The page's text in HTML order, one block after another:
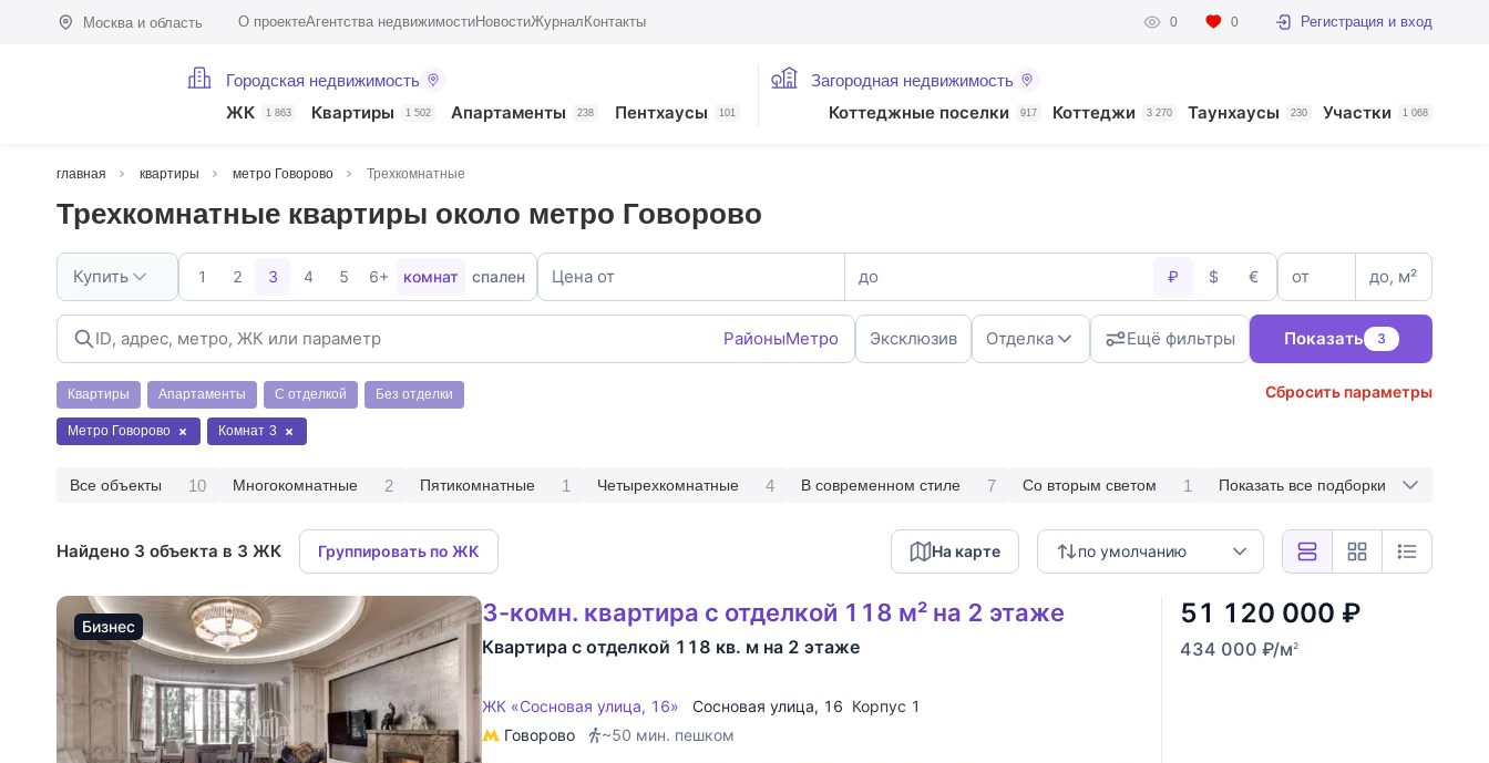
Москва и область О проектеАгентства недвижимостиНовостиЖурнал Контакты 0 0 Регистрация и вход
Городская недвижимость
ЖК 1 863 Квартиры 1 502 Апартаменты 238 Пентхаусы 101
Загородная недвижимость
Коттеджные поселки 917 Коттеджи 3 270 Таунхаусы 230 Участки 1 068
главная квартиры метро Говорово Трехкомнатные
Трехкомнатные квартиры около метро Говорово
Купить 1 2 3 4 5 6+ комнат спален Цена от до ₽ $ € от до, м²
РайоныМетро Эксклюзив Отделка Ещё фильтры Показать 3
Квартиры Апартаменты С отделкой Без отделки Сбросить параметры
Метро Говорово Комнат 3
Все объекты 10 Многокомнатные 2 Пятикомнатные 1 Четырехкомнатные 4 В современном стиле 7 Со вторым светом 1 Показать все подборки
Найдено 3 объекта в 3 ЖК Группировать по ЖК по умолчанию
На карте
Бизнес 3-комн. квартира с отделкой 118 м² на 2 этаже
Квартира с отделкой 118 кв. м на 2 этаже
ЖК «Сосновая улица, 16» Сосновая улица, 16 Корпус 1
Говорово
~50 мин. пешком
51 120 000 ₽
434 000 ₽/м2